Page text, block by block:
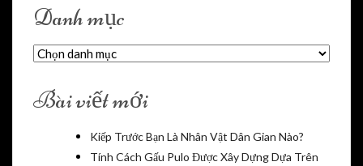
Danh mục
Danh
Bài viết mới
Kiếp Trước Bạn Là Nhân Vật Dân Gian Nào?
Tính Cách Gấu Pulo Được Xây Dựng Dựa Trên